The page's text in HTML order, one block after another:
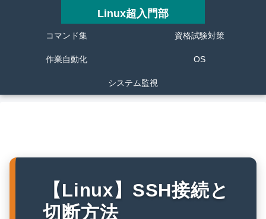
Linux超入門部
コマンド集 資格試験対策
作業自動化 OS
システム監視
【Linux】SSH接続と
切断方法